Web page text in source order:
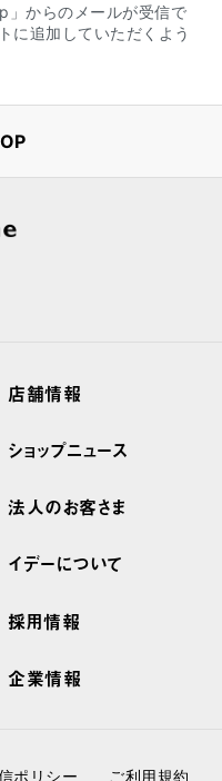
からのメールが受信で
に追加していただくよう
店舗情報
ショップニュース
法人のお客さま
イデーについて
採用情報
企業情報
ポリシー ご利用規約